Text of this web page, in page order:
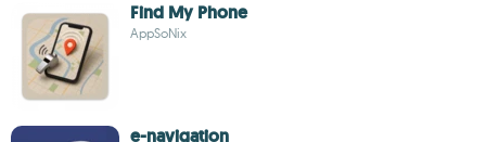
Find My Phone
AppSoNix
e-navigation